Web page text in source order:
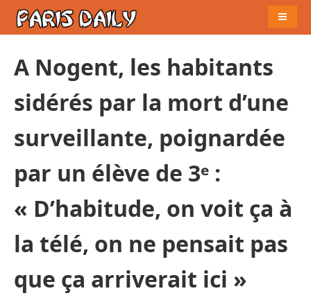
A Nogent, les habitants
sidérés par la mort d’une
surveillante, poignardée
par un élève de 3ᵉ :
« D’habitude, on voit ça à
la télé, on ne pensait pas
que ça arriverait ici »